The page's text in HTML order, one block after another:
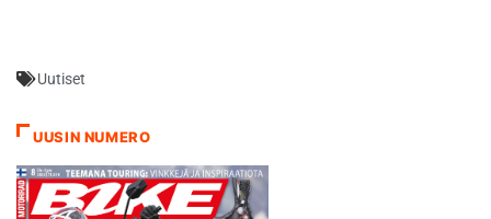
Uutiset
UUSIN NUMERO